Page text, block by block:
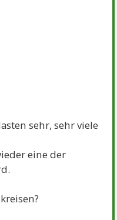
sehr, sehr viele
eine der